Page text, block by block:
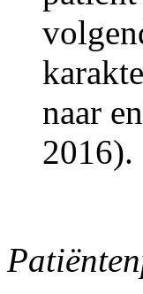
naar
2016).